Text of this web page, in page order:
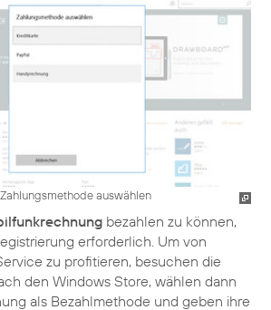
auswählen
bezahlen zu können,
erforderlich. Um von
zu profitieren, besuchen die
den Windows Store, wählen dann
als Bezahlmethode und geben ihre